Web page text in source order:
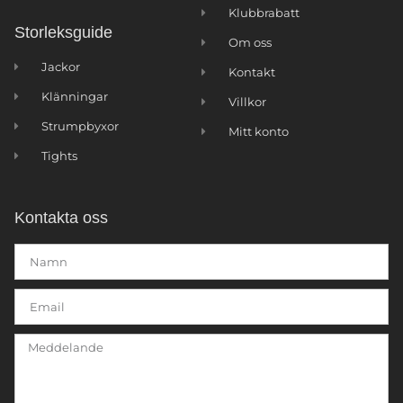
Storleksguide
Jackor
Klänningar
Strumpbyxor
Tights
Klubbrabatt
Om oss
Kontakt
Villkor
Mitt konto
Kontakta oss